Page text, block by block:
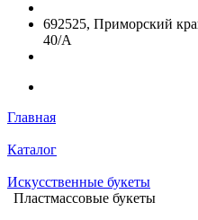
692525, Приморский
40/А
Главная
Каталог
Искусственные букеты
Пластмассовые букеты